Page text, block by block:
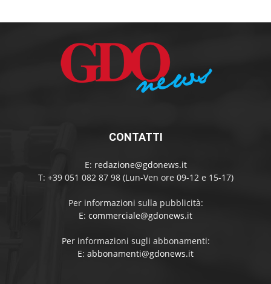
CONTATTI
E: redazione@gdonews.it
T: +39 051 082 87 98 (Lun-Ven ore 09-12 e 15-17)
Per informazioni sulla pubblicità:
E: commerciale@gdonews.it
Per informazioni sugli abbonamenti:
E: abbonamenti@gdonews.it